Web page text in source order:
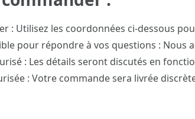
: Utilisez les coordonnées ci-dessous
pour répondre à vos questions :
: Les détails seront discutés en
: Votre commande sera livrée